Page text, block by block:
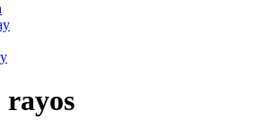
rayos